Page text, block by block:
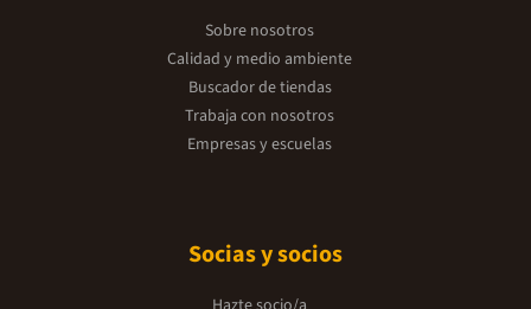
Sobre nosotros
Calidad y medio ambiente
Buscador de tiendas
Trabaja con nosotros
Empresas y escuelas
Socias y socios